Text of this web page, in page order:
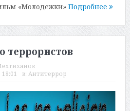
«Молодежки» Подробнее
террористов
в: Антитеррор